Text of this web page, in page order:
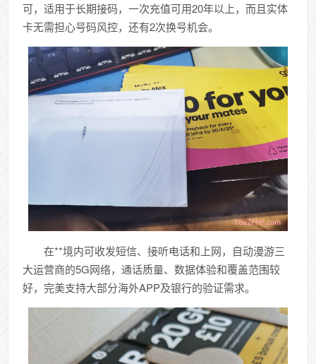
可，适用于长期接码，一次充值可用20年以上，而且实体
卡无需担心号码风控，还有2次换号机会。
在**境内可收发短信、接听电话和上网， 自动漫游三
大运营商的5G网络，通话质量、数据体验和覆盖范围较
好，完美支持大部分海外APP及银行的验证需求。